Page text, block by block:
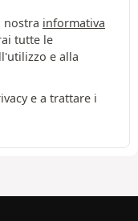
nostra informativa
tutte le
e alla
e a trattare i